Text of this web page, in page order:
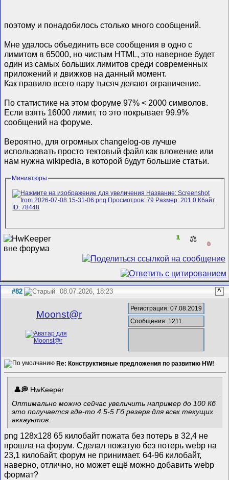
поэтому и понадобилось столько много сообщений.
Мне удалось объединить все сообщения в одно с
лимитом в 65000, но чистым HTML, это наверное будет
один из самых больших лимитов среди современных
приложений и движков на данный момент.
Как правило всего пару тысяч делают ограничение.
По статистике на этом форуме 97% < 2000 символов.
Если взять 16000 лимит, то это покрывает 99.9%
сообщений на форуме.
Вероятно, для огромных changelog-ов лучше
использовать просто тектовый файл как вложение или
нам нужна wikipedia, в которой будут большие статьи.
Миниатюры
1 ⚖️
0
#82 08.07.2026, 18:23 ^
Mооnst@r
Регистрация: 07.08.2019
Сообщения: 1211
Re: Конструктивные предложения по развитию HW!
HwKeeper
Оптимально можно сейчас увеличить например до 100 Кб
это получается где-то 4.5-5 Гб резерв для всех текущих
аккаунтов.
png 128x128 65 килобайт пожата без потерь в 32,4 не
прошла на форум. Сделал пожатую без потерь webp на
23,1 килобайт, форум не принимает. 64-96 килобайт,
наверно, отлично, но может ещё можно добавить webp
формат?